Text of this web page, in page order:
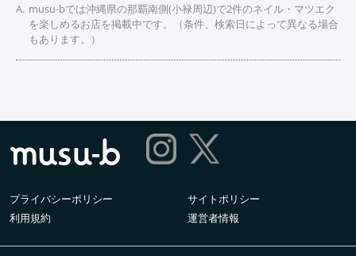
musu-bでは沖縄県の那覇南側(小禄周辺)で2件のネイル・マツエク
を楽しめるお店を掲載中です。（条件、検索日によって異なる場合
もあります。）
プライバシーポリシー
サイトポリシー
利用規約
運営者情報